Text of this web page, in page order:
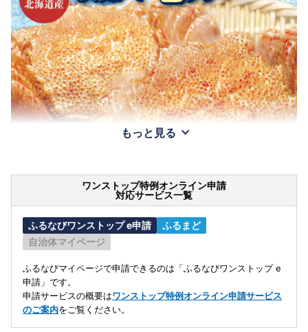
もっと見る
ワンストップ特例オンライン申請
対応サービス一覧
ふるなびワンストップ e申請
ふるまど
自治体マイページ
ふるなびマイページで申請できるのは「ふるなびワンストップ e
申請」です。
申請サービスの概要はワンストップ特例オンライン申請サービス
のご案内をご覧ください。